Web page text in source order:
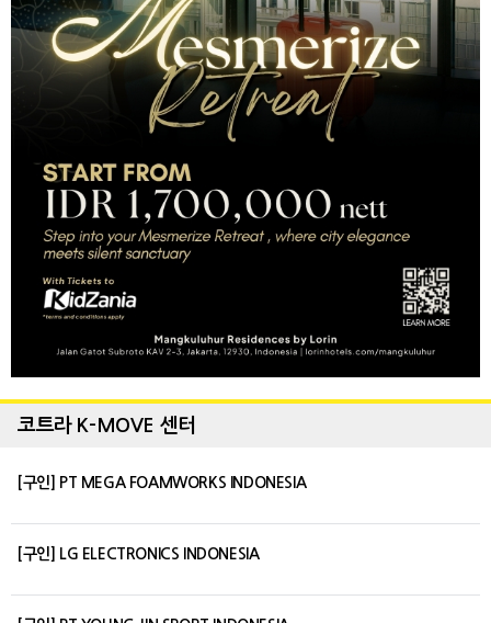
코트라 K-MOVE 센터
[구인] PT MEGA FOAMWORKS INDONESIA
[구인] LG ELECTRONICS INDONESIA